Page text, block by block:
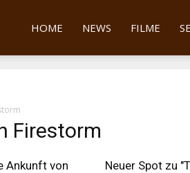
Filmfutter
HOME NEWS FILME
Firestorm
Ankunft von
Neuer Spot zu